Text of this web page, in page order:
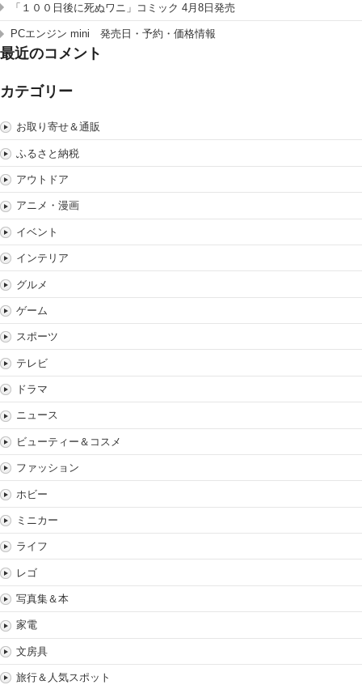
「１００日後に死ぬワニ」コミック 4月8日発売
PCエンジン mini 発売日・予約・価格情報
最近のコメント
カテゴリー
お取り寄せ＆通販
ふるさと納税
アウトドア
アニメ・漫画
イベント
インテリア
グルメ
ゲーム
スポーツ
テレビ
ドラマ
ニュース
ビューティー＆コスメ
ファッション
ホビー
ミニカー
ライフ
レゴ
写真集＆本
家電
文房具
旅行＆人気スポット